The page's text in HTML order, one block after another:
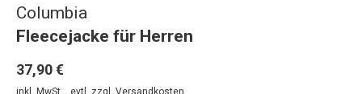
Columbia
Fleecejacke für Herren
37,90 €
inkl. MwSt. , evtl. zzgl. Versandkosten